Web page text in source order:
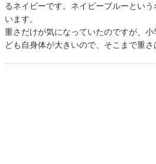
るネイビーです。ネイビーブルーとい
います。
重さだけが気になっていたのですが、
ども自身体が大きいので、そこまで重さ